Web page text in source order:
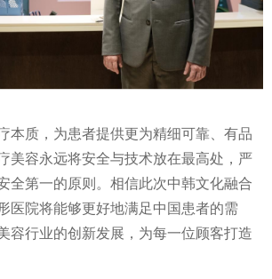
本质，为患者提供更为精细可靠、有品
美容永远将安全与技术放在最高处，严
全第一的原则。相信此次中韩文化融合
医院将能够更好地满足中国患者的需
容行业的创新发展，为每一位顾客打造